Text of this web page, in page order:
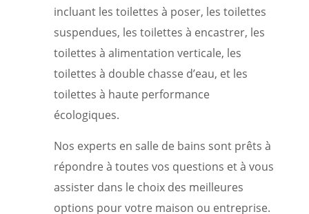
incluant les toilettes à poser, les toilettes
suspendues, les toilettes à encastrer, les
toilettes à alimentation verticale, les
toilettes à double chasse d’eau, et les
toilettes à haute performance
écologiques.
Nos experts en salle de bains sont prêts à
répondre à toutes vos questions et à vous
assister dans le choix des meilleures
options pour votre maison ou entreprise.